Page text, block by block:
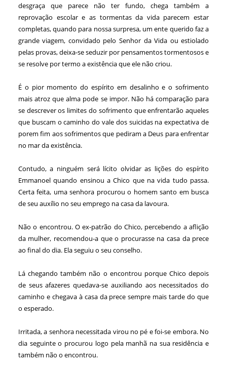
desgraça que parece não ter fundo, chega também a
reprovação escolar e as tormentas da vida parecem estar
completas, quando para nossa surpresa, um ente querido faz a
grande viagem, convidado pelo Senhor da Vida ou estiolado
pelas provas, deixa-se seduzir por pensamentos tormentosos e
se resolve por termo a existência que ele não criou.
É o pior momento do espírito em desalinho e o sofrimento
mais atroz que alma pode se impor. Não há comparação para
se descrever os limites do sofrimento que enfrentarão aqueles
que buscam o caminho do vale dos suicidas na expectativa de
porem fim aos sofrimentos que pediram a Deus para enfrentar
no mar da existência.
Contudo, a ninguém será lícito olvidar as lições do espírito
Emmanoel quando ensinou a Chico que na vida tudo passa.
Certa feita, uma senhora procurou o homem santo em busca
de seu auxílio no seu emprego na casa da lavoura.
Não o encontrou. O ex-patrão do Chico, percebendo a aflição
da mulher, recomendou-a que o procurasse na casa da prece
ao final do dia. Ela seguiu o seu conselho.
Lá chegando também não o encontrou porque Chico depois
de seus afazeres quedava-se auxiliando aos necessitados do
caminho e chegava à casa da prece sempre mais tarde do que
o esperado.
Irritada, a senhora necessitada virou no pé e foi-se embora. No
dia seguinte o procurou logo pela manhã na sua residência e
também não o encontrou.